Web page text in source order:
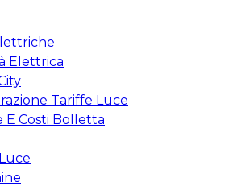
Elettrica
Tariffe Luce
E Costi Bolletta